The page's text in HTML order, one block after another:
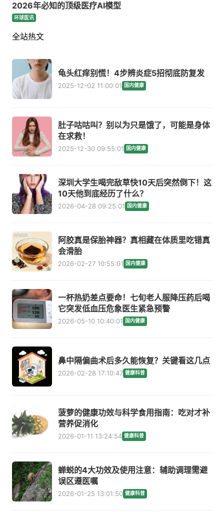
2026年必知的顶级医疗AI模型
环球医讯
全站热文
龟头红痒别慌！4步辨炎症5招彻底防复发
2025-12-02 11:00:01 国内健康
肚子咕咕叫？别以为只是饿了，可能是身体
在求救！
2025-12-30 09:55:01 国内健康
深圳大学生喝完敌草快10天后突然倒下！这
10天他到底经历了什么？
2026-04-28 09:25:01 国内健康
阿胶真是保胎神器？真相藏在体质里吃错真
会滑胎
2026-02-27 10:55:01 国内健康
一杯热奶差点要命！七旬老人服降压药后喝
它突发低血压危象医生紧急预警
2026-05-10 10:40:01 国内健康
鼻中隔偏曲术后多久能恢复？关键看这几点
2026-02-28 17:10:47 健康科普
菠萝的健康功效与科学食用指南：吃对才补
营养促消化
2026-01-11 13:24:54 健康科普
蝉蜕的4大功效及使用注意：辅助调理需避
误区遵医嘱
2026-01-25 13:01:50 健康科普